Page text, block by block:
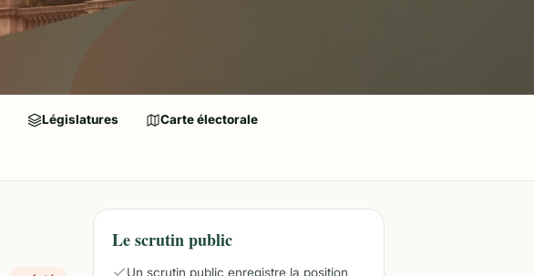
Législatures Carte électorale
Le scrutin public
Un scrutin public enregistre la position